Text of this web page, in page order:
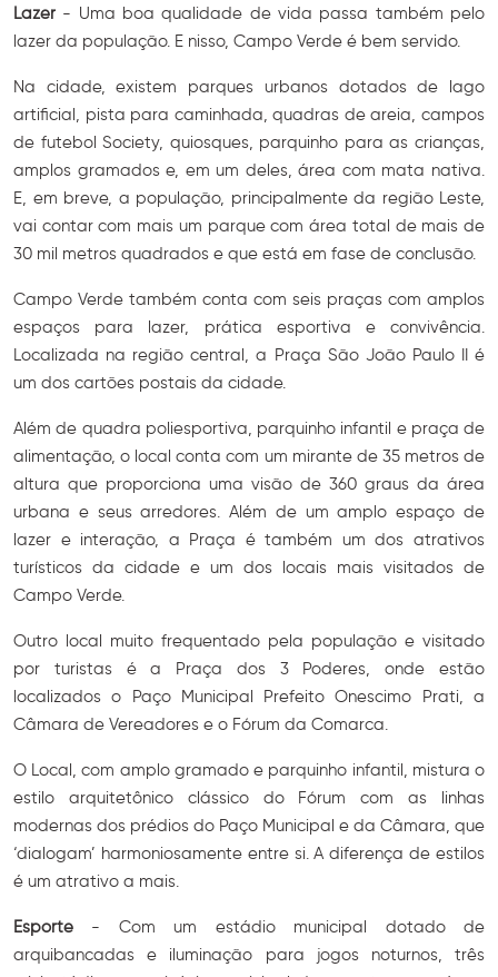
Lazer - Uma boa qualidade de vida passa também pelo
lazer da população. E nisso, Campo Verde é bem servido.
Na cidade, existem parques urbanos dotados de lago
artificial, pista para caminhada, quadras de areia, campos
de futebol Society, quiosques, parquinho para as crianças,
amplos gramados e, em um deles, área com mata nativa.
E, em breve, a população, principalmente da região Leste,
vai contar com mais um parque com área total de mais de
30 mil metros quadrados e que está em fase de conclusão.
Campo Verde também conta com seis praças com amplos
espaços para lazer, prática esportiva e convivência.
Localizada na região central, a Praça São João Paulo II é
um dos cartões postais da cidade.
Além de quadra poliesportiva, parquinho infantil e praça de
alimentação, o local conta com um mirante de 35 metros de
altura que proporciona uma visão de 360 graus da área
urbana e seus arredores. Além de um amplo espaço de
lazer e interação, a Praça é também um dos atrativos
turísticos da cidade e um dos locais mais visitados de
Campo Verde.
Outro local muito frequentado pela população e visitado
por turistas é a Praça dos 3 Poderes, onde estão
localizados o Paço Municipal Prefeito Onescimo Prati, a
Câmara de Vereadores e o Fórum da Comarca.
O Local, com amplo gramado e parquinho infantil, mistura o
estilo arquitetônico clássico do Fórum com as linhas
modernas dos prédios do Paço Municipal e da Câmara, que
‘dialogam’ harmoniosamente entre si. A diferença de estilos
é um atrativo a mais.
Esporte - Com um estádio municipal dotado de
arquibancadas e iluminação para jogos noturnos, três